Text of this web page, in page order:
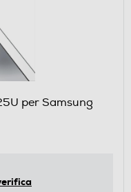
per Samsung